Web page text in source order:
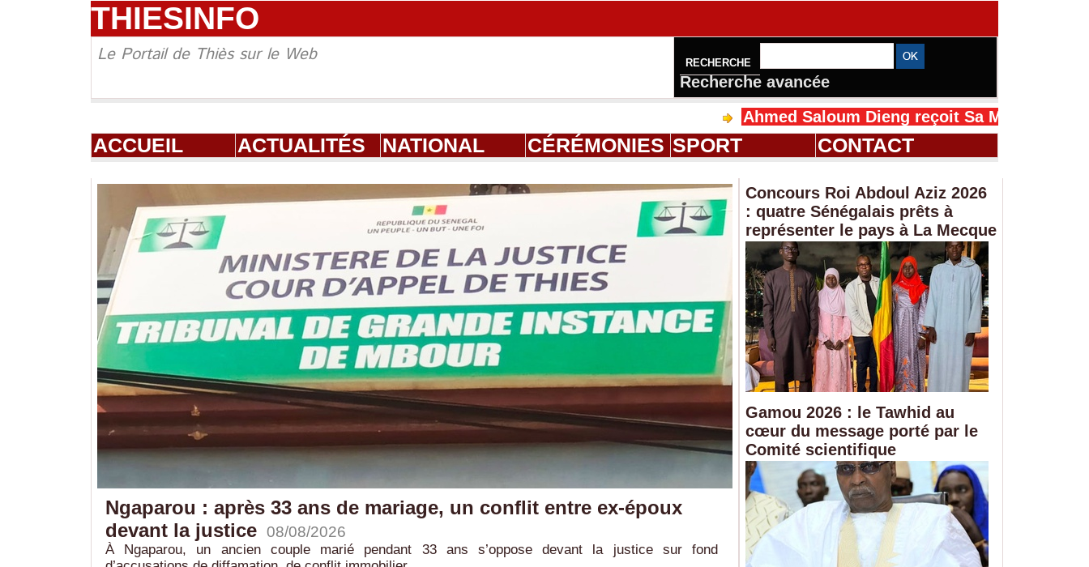
THIESINFO
Le Portail de Thiès sur le Web RECHERCHE
Recherche avancée
Ahmed Saloum Dieng reçoit Sa Majesté Mansah Cissé
ACCUEIL ACTUALITÉS NATIONAL CÉRÉMONIES SPORT CONTACT
Ngaparou : après 33 ans de mariage, un conflit entre ex-époux
devant la justice 08/08/2026
À Ngaparou, un ancien couple marié pendant 33 ans s’oppose devant la justice sur fond
Commerce extérieur : le déficit
fortement creusé en juin 08/08/2026
En juin 2026, les exportations du Sénégal ont
Concours Roi Abdoul Aziz 2026
: quatre Sénégalais prêts à
représenter le pays à La Mecque
Gamou 2026 : le Tawhid au
cœur du message porté par le
Comité scientifique